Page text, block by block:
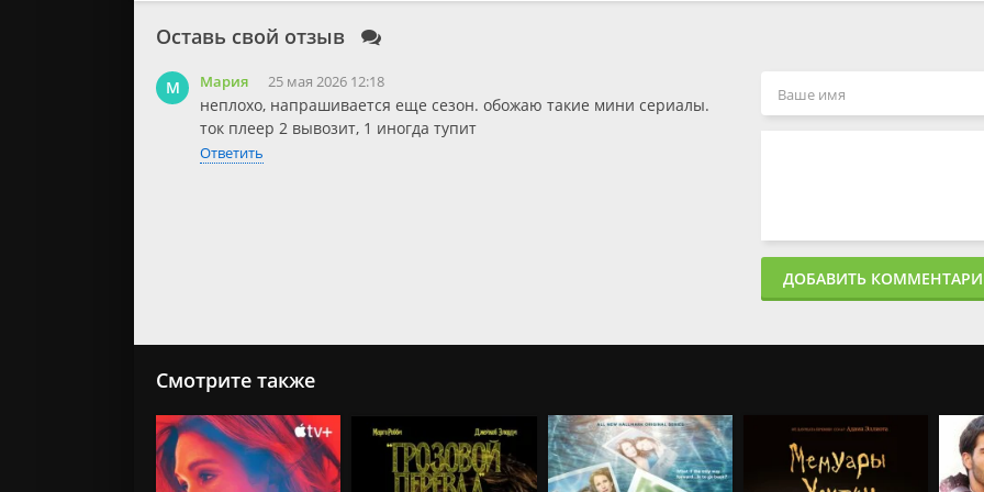
Оставь свой отзыв
М Мария 25 мая 2026 12:18
неплохо, напрашивается еще сезон. обожаю такие мини сериалы.
ток плеер 2 вывозит, 1 иногда тупит
Ответить
ДОБАВИТЬ
Смотрите также